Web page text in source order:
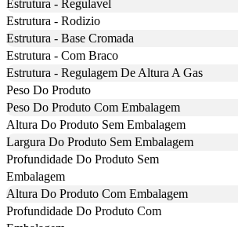
Estrutura - Regulavel
Estrutura - Rodizio
Estrutura - Base Cromada
Estrutura - Com Braco
Estrutura - Regulagem De Altura A Gas
Peso Do Produto
Peso Do Produto Com Embalagem
Altura Do Produto Sem Embalagem
Largura Do Produto Sem Embalagem
Profundidade Do Produto Sem
Embalagem
Altura Do Produto Com Embalagem
Profundidade Do Produto Com